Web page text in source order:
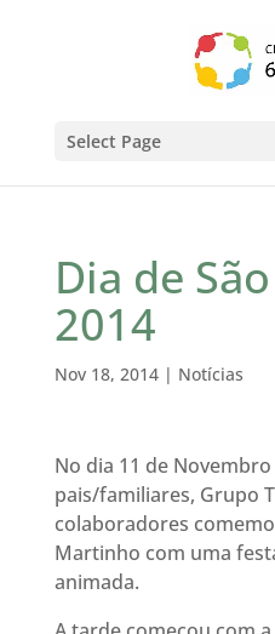
Select Page
Dia de
2014
Nov 18, 2014| Notícias
No dia 11 de
pais/familiares, Grupo
colaboradores
Martinho com uma
animada.